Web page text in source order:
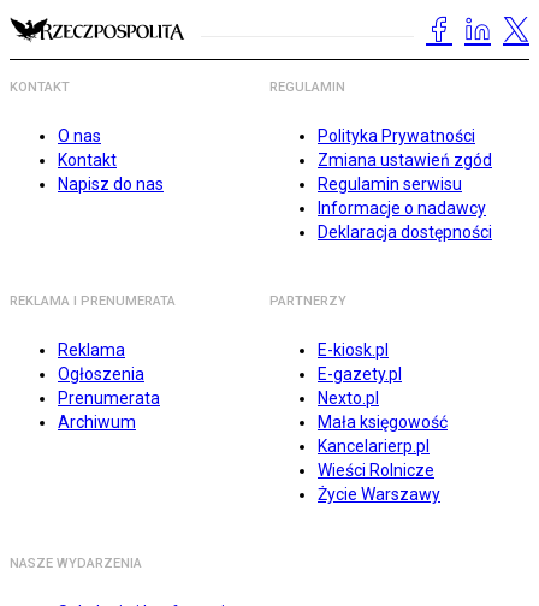
KONTAKT
O nas
Kontakt
Napisz do nas
REGULAMIN
Polityka Prywatności
Zmiana ustawień zgód
Regulamin serwisu
Informacje o nadawcy
Deklaracja dostępności
REKLAMA I PRENUMERATA
Reklama
Ogłoszenia
Prenumerata
Archiwum
PARTNERZY
E-kiosk.pl
E-gazety.pl
Nexto.pl
Mała księgowość
Kancelarierp.pl
Wieści Rolnicze
Życie Warszawy
NASZE WYDARZENIA